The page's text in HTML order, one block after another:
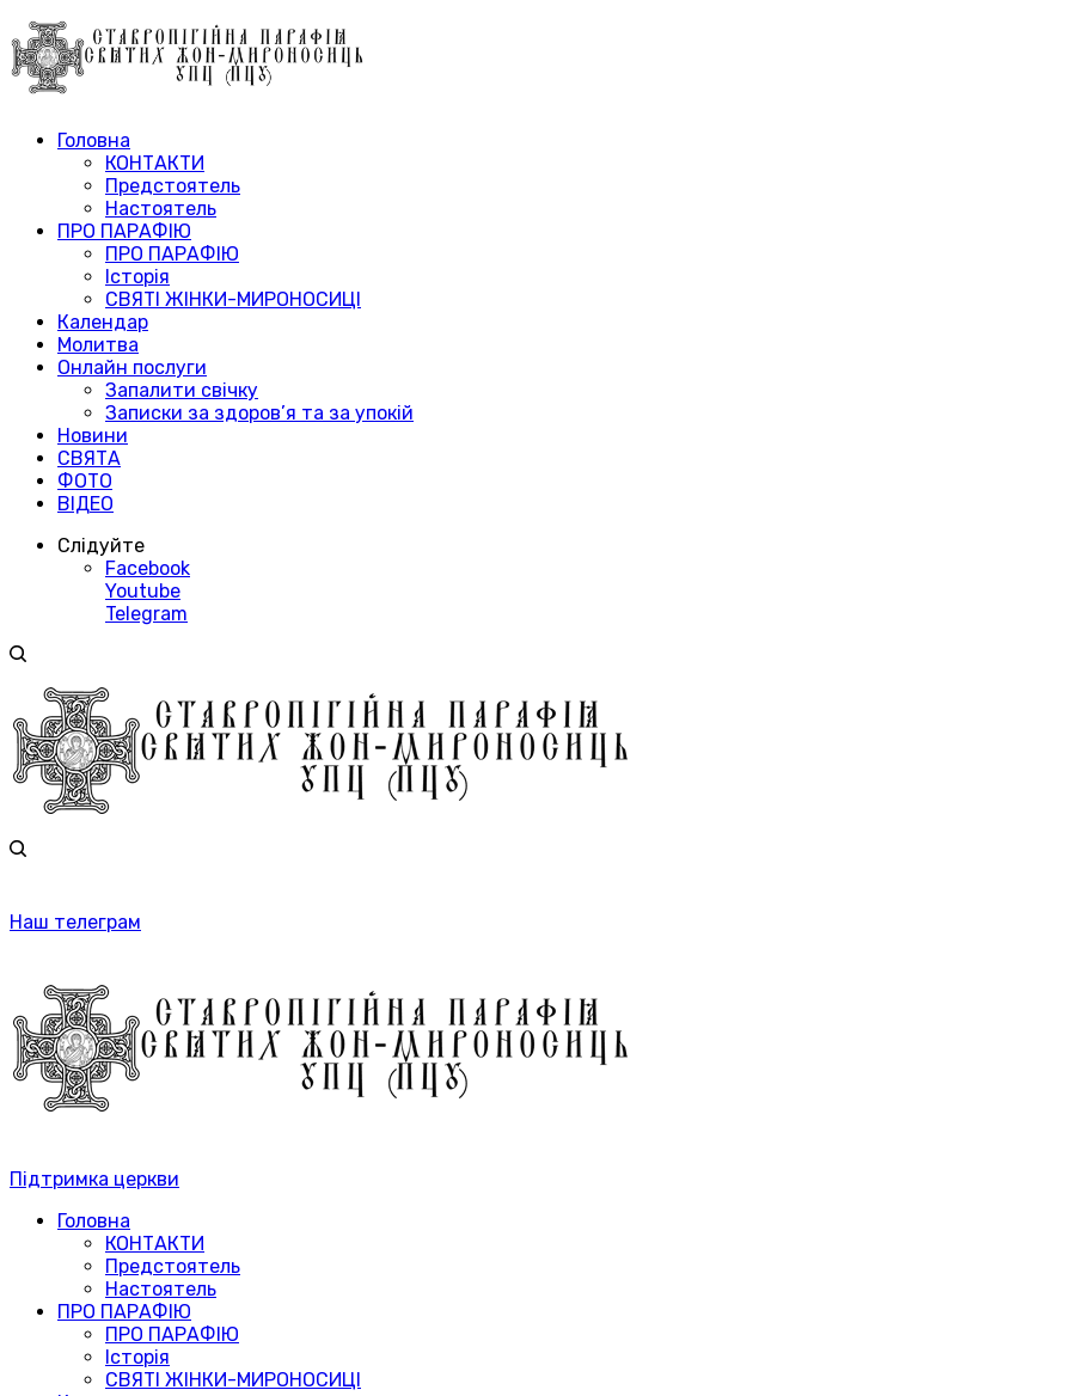
Головна
КОНТАКТИ
Предстоятель
Настоятель
ПРО ПАРАФІЮ
ПРО ПАРАФІЮ
Історія
СВЯТІ ЖІНКИ-МИРОНОСИЦІ
Календар
Молитва
Онлайн послуги
Запалити свічку
Записки за здоров’я та за упокій
Новини
СВЯТА
ФОТО
ВІДЕО
Слідуйте
Facebook
Youtube
Telegram
Наш телеграм
Підтримка церкви
Головна
КОНТАКТИ
Предстоятель
Настоятель
ПРО ПАРАФІЮ
ПРО ПАРАФІЮ
Історія
СВЯТІ ЖІНКИ-МИРОНОСИЦІ